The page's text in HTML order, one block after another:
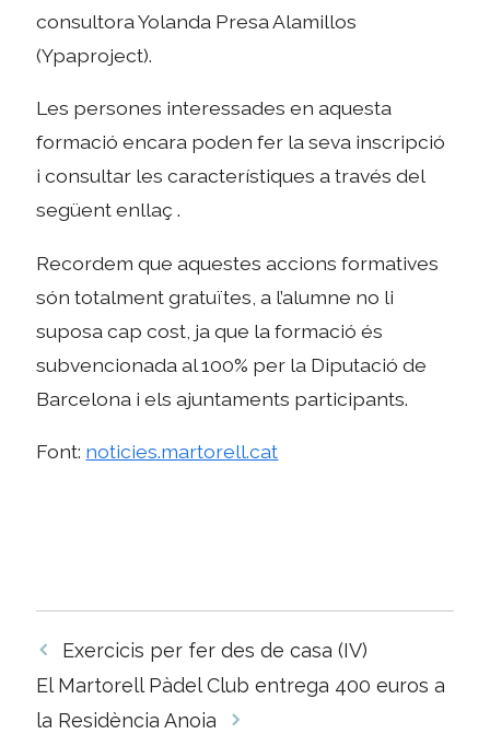
consultora Yolanda Presa Alamillos
(Ypaproject).
Les persones interessades en aquesta
formació encara poden fer la seva inscripció
i consultar les característiques a través del
següent enllaç .
Recordem que aquestes accions formatives
són totalment gratuïtes, a l’alumne no li
suposa cap cost, ja que la formació és
subvencionada al 100% per la Diputació de
Barcelona i els ajuntaments participants.
Font: noticies.martorell.cat
Navegació
per
les
Exercicis per fer des de casa (IV)
El Martorell Pàdel Club entrega 400 euros a
la Residència Anoia